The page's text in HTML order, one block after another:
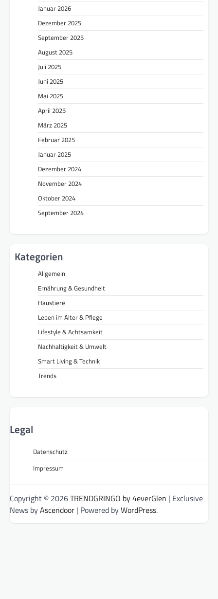
Januar 2026
Dezember 2025
September 2025
August 2025
Juli 2025
Juni 2025
Mai 2025
April 2025
März 2025
Februar 2025
Januar 2025
Dezember 2024
November 2024
Oktober 2024
September 2024
Kategorien
Allgemein
Ernährung & Gesundheit
Haustiere
Leben im Alter & Pflege
Lifestyle & Achtsamkeit
Nachhaltigkeit & Umwelt
Smart Living & Technik
Trends
Legal
Datenschutz
Impressum
Copyright © 2026TRENDGRINGO by 4everGlen | Exclusive
News byAscendoor | Powered byWordPress.